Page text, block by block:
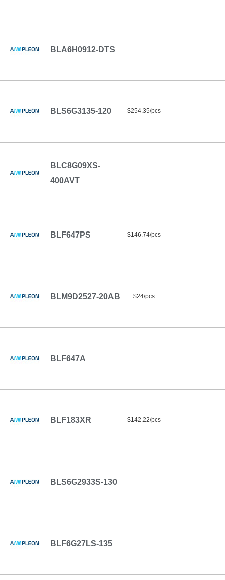
BLA6H0912-DTS
BLS6G3135-120 $254.35/pcs
BLC8G09XS-
400AVT
BLF647PS $146.74/pcs
BLM9D2527-20AB $24/pcs
BLF647A
BLF183XR $142.22/pcs
BLS6G2933S-130
BLF6G27LS-135